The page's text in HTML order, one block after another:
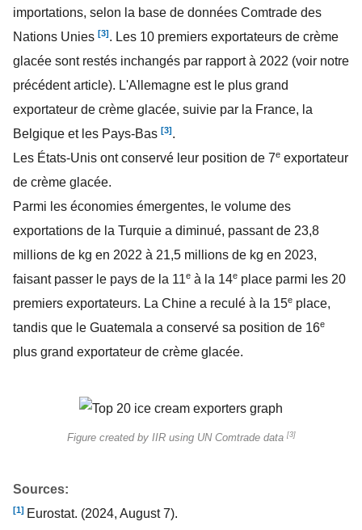
importations, selon la base de données Comtrade des
Nations Unies [3]. Les 10 premiers exportateurs de crème
glacée sont restés inchangés par rapport à 2022 (voir notre
précédent article). L'Allemagne est le plus grand
exportateur de crème glacée, suivie par la France, la
Belgique et les Pays-Bas [3].
Les États-Unis ont conservé leur position de 7e exportateur
de crème glacée.
Parmi les économies émergentes, le volume des
exportations de la Turquie a diminué, passant de 23,8
millions de kg en 2022 à 21,5 millions de kg en 2023,
faisant passer le pays de la 11e à la 14e place parmi les 20
premiers exportateurs. La Chine a reculé à la 15e place,
tandis que le Guatemala a conservé sa position de 16e
plus grand exportateur de crème glacée.
Figure created by IIR using UN Comtrade data [3]
Sources:
[1] Eurostat. (2024, August 7).